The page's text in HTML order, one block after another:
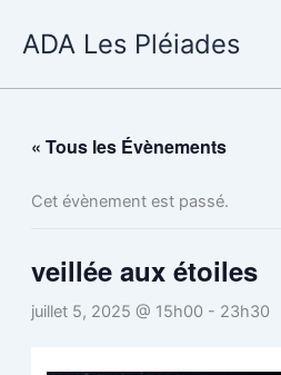
ADA Les Pléiades
« Tous les Évènements
Cet évènement est passé.
veillée aux étoiles
juillet 5, 2025 @ 15h00 - 23h30